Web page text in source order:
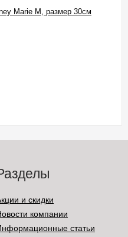
Marie M, размер 30см
и скидки
компании
статьи